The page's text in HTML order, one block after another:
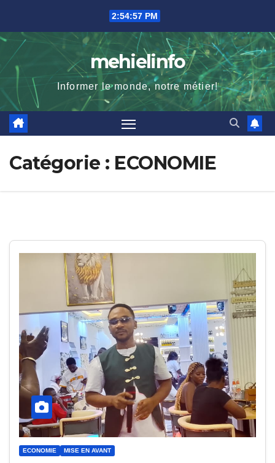
content
2:54:58 PM
mehielinfo
Informer le monde, notre métier!
Catégorie : ECONOMIE
ECONOMIE MISE EN AVANT